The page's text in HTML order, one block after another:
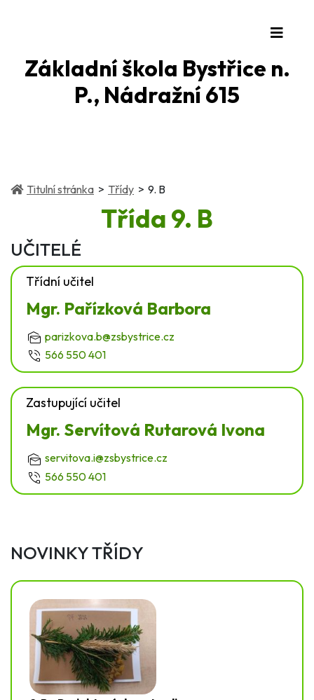
Základní škola Bystřice n.
P., Nádražní 615
Titulní stránka(current)
Třídy(current)
9. B
Třída 9. B
UČITELÉ
Třídní učitel
Mgr. Pařízková Barbora
parizkova.b@zsbystrice.cz
566 550 401
Zastupující učitel
Mgr. Servítová Rutarová Ivona
servitova.i@zsbystrice.cz
566 550 401
NOVINKY TŘÍDY